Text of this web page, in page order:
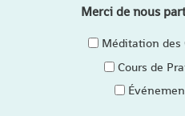
Merci de nous
Méditation des
Cours de